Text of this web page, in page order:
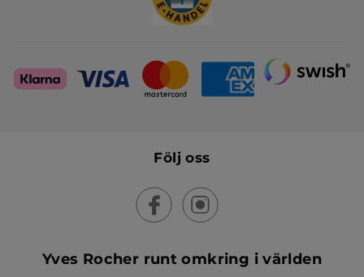
Följ oss
Yves Rocher runt omkring i världen